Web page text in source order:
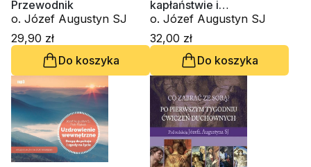
Przewodnik
o. Józef Augustyn SJ
29,90 zł
Do koszyka
kapłaństwie i
małżeństwie. Rozmowy i
komentarze
o. Józef Augustyn SJ
32,00 zł
Do koszyka